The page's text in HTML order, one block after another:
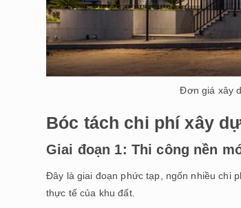
Đơn giá xây
Bóc tách chi phí xây
Giai đoạn 1: Thi công nền
Đây là giai đoạn phức tạp, ngốn nhiều chi
thực tế của khu đất.